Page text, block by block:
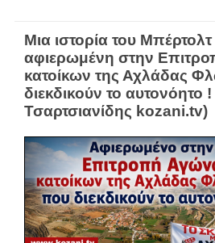
Μια ιστορία του
αφιερωμένη στην
κατοίκων της Αχλάδας
διεκδικούν το αυτονόητο
Τσαρτσιανίδης kozani.tv)